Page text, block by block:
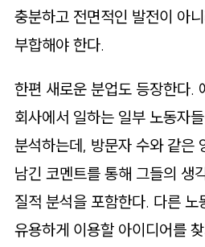
충분하고 전면적인 발전이 아
부합해야 한다.
한편 새로운 분업도 등장한다.
회사에서 일하는 일부 노동자
분석하는데, 방문자 수와 같은
남긴 코멘트를 통해 그들의 생
질적 분석을 포함한다. 다른 노
유용하게 이용할 아이디어를